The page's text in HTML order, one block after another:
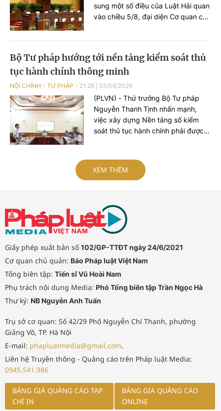
sung một số điều của Luật Hải quan
vào chiều 5/8, đại diện Cơ quan chủ
thiện dự thảo Luật theo hướng xây
dựng Hải quan số, Hải quan thông
minh, chuyển mạnh từ tư duy quản
Bộ Tư pháp hướng tới nền tảng kiểm soát thủ
tục hành chính thông minh
NỘI CHÍNH - TƯ PHÁP 21:26 05/08/2026
(PLVN) - Thứ trưởng Bộ Tư pháp
Nguyễn Thanh Tịnh nhấn mạnh,
việc xây dựng Nền tảng số kiểm
soát thủ tục hành chính phải được
biểu mẫu hay thay thế một số thao
tác thủ công bằng công nghệ, mà
dựa trên dữ liệu và tạo ra giá trị gia
tăng cho công tác quản lý nhà
nước.
XEM THÊM
Giấy phép xuất bản số 102/GP-TTĐT ngày 24/6/2021
Cơ quan chủ quản: Báo Pháp luật Việt Nam
Tổng biên tập: Tiến sĩ Vũ Hoài Nam
Phụ trách nội dung Media: Phó Tổng biên tập Trần Ngọc Hà
Thư ký: NB Nguyễn Anh Tuấn
Trụ sở cơ quan: Số 42/29 Phố Nguyễn Chí Thanh, phường
Giảng Võ, TP. Hà Nội
E-mail: phapluatmedia@gmail.com.
Liên hệ Truyền thông - Quảng cáo trên Pháp luật Media:
0945.541.986
BẢNG GIÁ QUẢNG CÁO TẠP
CHÍ IN
BẢNG GIÁ QUẢNG CÁO
ONLINE